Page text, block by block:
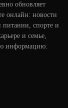
обновляет
онлайн: новости
питании, спорте и
и семье,
информацию.